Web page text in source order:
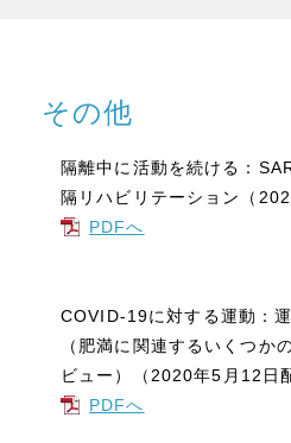
その他
隔離中に活動を続ける：
隔リハビリテーション（
PDFへ
COVID-19に対する運動：
（肥満に関連するいくつか
ビュー）（2020年5月12日
PDFへ